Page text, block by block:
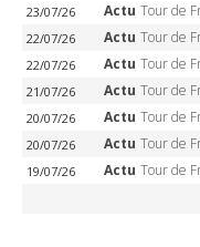
23/07/26 Actu Tour de France 2026 –
22/07/26 Actu Tour de France 2026 –
22/07/26 Actu Tour de France
21/07/26 Actu Tour de France 2026
20/07/26 Actu Tour de France 2026 – Étape
20/07/26 Actu Tour de France
19/07/26 Actu Tour de France 2026 –